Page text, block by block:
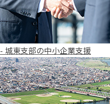
- 城東支部の中小企業支援